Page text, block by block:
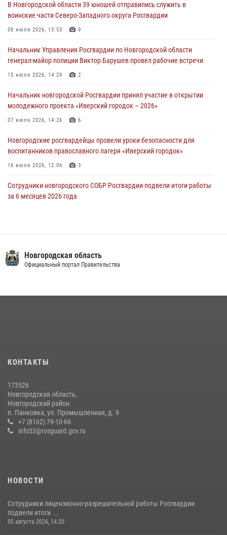
30 июля 2026, 14:36 1
Новгородские росгвардейцы рассказали о службе детям из летнего
30 июля 2026, 08:40 5
Новгородские росгвардейцы задержали мужчину
Телесюжет в программе "Новгородское областное телевидение.
Новости часа." от 29 июля 2026 года. Новгородские призывники
29 июля 2026, 12:54 1
В Новгородской области 39 юношей отправились служить в
воинские части Северо-Западного округа Росгвардии
08 июля 2026, 13:53 9
Начальник Управления Росгвардии по Новгородской области
генерал-майор полиции Виктор Барушев провел рабочие встречи
15 июля 2026, 14:29 2
Начальник новгородской Росгвардии принял участие в открытии
молодежного проекта «Иверский городок – 2026»
07 июля 2026, 14:26 6
Новгородские росгвардейцы провели уроки безопасности для
воспитанников православного лагеря «Иверский городок»
16 июля 2026, 12:06 3
Сотрудники новгородского СОБР Росгвардии подвели итоги работы
за 6 месяцев 2026 года
08 июля 2026, 13:48 3
медицине
подвел итоги служебной деятельности сотрудников
вневедомственной охраны за первое полугодие 2026 года
22 июля 2026, 12:33 6
Новгородская область
Официальный портал Правительства
КОНТАКТЫ
173526
Новгородская область,
Новгородский район
п. Панковка, ул. Промышленная, д. 9
+7 (8162) 79-10-66
info53@rosguard.gov.ru
НОВОСТИ
Сотрудники лицензионно-разрешительной работы Росгвардии
подвели итоги ...
05 августа 2026, 14:20